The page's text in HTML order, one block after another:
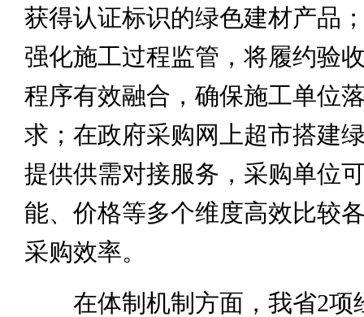
获得认证标识的绿色建材产品
强化施工过程监管，将履约验
程序有效融合，确保施工单位
求；在政府采购网上超市搭建
提供供需对接服务，采购单位
能、价格等多个维度高效比较
采购效率。
在体制机制方面，我省2项